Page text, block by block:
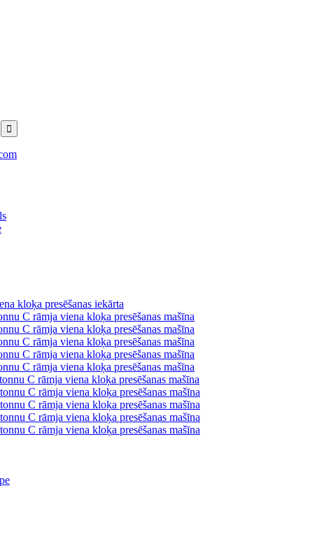
kloķa presēšanas iekārta
C rāmja viena kloķa presēšanas mašīna
C rāmja viena kloķa presēšanas mašīna
C rāmja viena kloķa presēšanas mašīna
C rāmja viena kloķa presēšanas mašīna
C rāmja viena kloķa presēšanas mašīna
C rāmja viena kloķa presēšanas mašīna
C rāmja viena kloķa presēšanas mašīna
C rāmja viena kloķa presēšanas mašīna
C rāmja viena kloķa presēšanas mašīna
C rāmja viena kloķa presēšanas mašīna